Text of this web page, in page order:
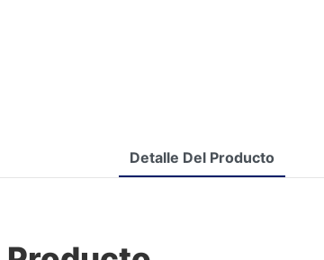
Detalle Del Producto